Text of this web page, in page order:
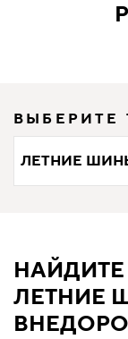
ЛЕТНИЕ
ЛЕТНИЕ